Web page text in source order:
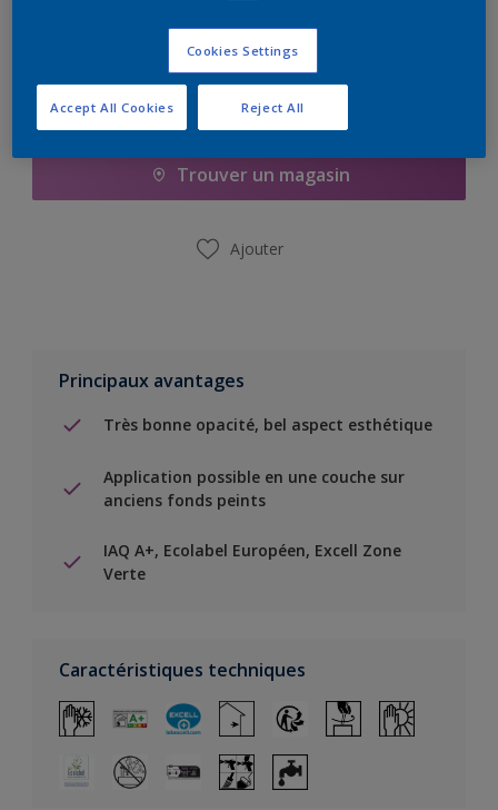
Ajouter à la liste d’achats
Trouver un magasin
Ajouter
Principaux avantages
Très bonne opacité, bel aspect esthétique
Application possible en une couche sur
anciens fonds peints
IAQ A+, Ecolabel Européen, Excell Zone
Verte
Caractéristiques techniques
Cookies Settings
Reject All
Accept All Cookies